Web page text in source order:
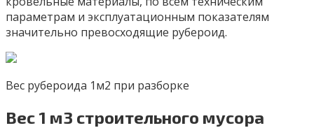
параметрам и эксплуатационным показателям
значительно превосходящие рубероид.
Вес рубероида 1м2 при разборке
Вес 1 м3 строительного мусора